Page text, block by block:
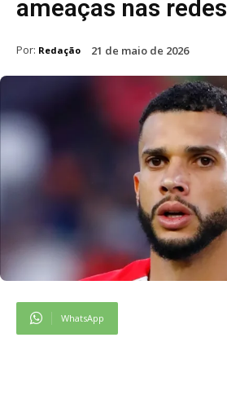
ameaças nas redes
Por: Redação 21 de maio de 2026
WhatsApp